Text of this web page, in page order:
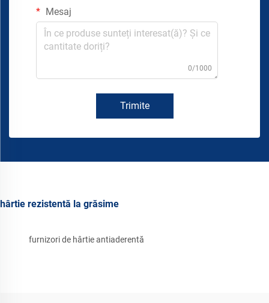
Mesaj
0/1000
Trimite
hârtie rezistentă la grăsime
furnizori de hârtie antiaderentă